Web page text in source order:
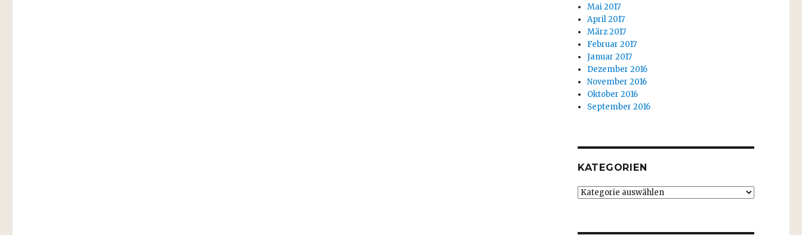
Mai 2017
April 2017
März 2017
Februar 2017
Januar 2017
Dezember 2016
November 2016
Oktober 2016
September 2016
KATEGORIEN
Kategorien